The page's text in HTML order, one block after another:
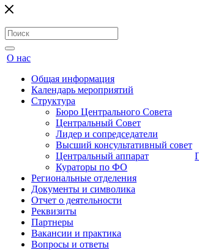
О нас
Общая информация
Календарь мероприятий
Структура
Бюро Центрального Совета
Центральный Совет
Лидер и сопредседатели
Высший консультативный совет
Центральный аппарат
Кураторы по ФО
Региональные отделения
Документы и символика
Отчет о деятельности
Реквизиты
Партнеры
Вакансии и практика
Вопросы и ответы